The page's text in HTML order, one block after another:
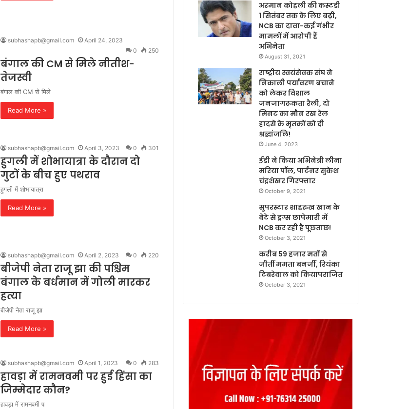
subhashapb@gmail.com
April 24, 2023
0
250
बंगाल की CM से मिले नीतीश-
तेजस्वी
बंगाल की CM से मिले
Read More »
subhashapb@gmail.com April 3, 2023 0 301
हुगली में शोभायात्रा के दौरान दो
गुटों के बीच हुए पथराव
हुगली में शोभायात्रा
Read More »
subhashapb@gmail.com April 2, 2023 0 220
बीजेपी नेता राजू झा की पश्चिम
बंगाल के बर्धमान में गोली मारकर
हत्या
बीजेपी नेता राजू झा
Read More »
subhashapb@gmail.com April 1, 2023 0 283
हावड़ा में रामनवमी पर हुई हिंसा का
जिम्मेदार कौन?
हावड़ा में रामनवमी प
अरमान कोहली की कस्टडी
1 सितंबर तक के लिए बढ़ी,
NCB का दावा-कई गंभीर
मामलों में आरोपी हैं
अभिनेता
August 31, 2021
राष्ट्रीय स्वयंसेवक संघ ने
निकाली पर्यावरण बचाने
को लेकर विशाल
जनजागरूकता रैली, दो
मिनट का मौन रख रेल
हादसे के मृतकों को दी
श्रद्धांजलि!
June 4, 2023
ईडी ने किया अभिनेत्री लीना
मरिया पॉल, पार्टनर सुकेश
चंद्रशेखर गिरफ्तार
October 9, 2021
सुपरस्टार शाहरुख खान के
बेटे से ड्रग्स छापेमारी में
NCB कर रही है पूछताछ!
October 3, 2021
करीब 59 हजार मतों से
जीतीं ममता बनर्जी, रियंका
टिबरेवाल को कियापराजित
October 3, 2021